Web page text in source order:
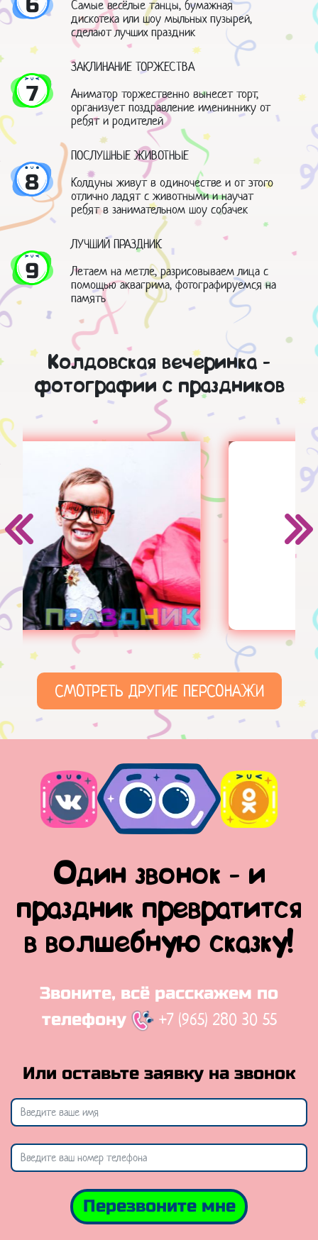
Самые весёлые танцы, бумажная
дискотека или шоу мыльных пузырей,
сделают лучших праздник
7
ЗАКЛИНАНИЕ ТОРЖЕСТВА
Аниматор торжественно вынесет торт,
организует поздравление имениннику от
ребят и родителей
8
ПОСЛУШНЫЕ ЖИВОТНЫЕ
Колдуны живут в одиночестве и от этого
отлично ладят с животными и научат
ребят в занимательном шоу собачек
9
ЛУЧШИЙ ПРАЗДНИК
Летаем на метле, разрисовываем лица с
помощью аквагрима, фотографируемся на
память
Колдовская вечеринка -
фотографии с праздников
СМОТРЕТЬ ДРУГИЕ ПЕРСОНАЖИ
Один звонок - и
праздник превратится
в волшебную сказку!
Звоните, всё расскажем по
телефону
+7 (965) 280 30 55
Или оставьте заявку на звонок
Перезвоните мне